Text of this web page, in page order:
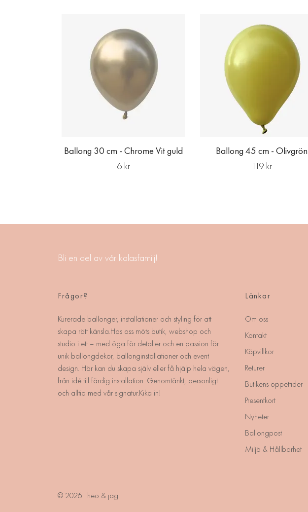
Ballong 30 cm - Chrome Vit guld
6 kr
Ballong 45 cm - Olivgrön
119 kr
Bli en del av vår kalasfamilj!
Frågor?
Kurerade ballonger, installationer och styling för att
skapa rätt känsla.Hos oss möts butik, webshop och
studio i ett – med öga för detaljer och en passion för
unik ballongdekor, ballonginstallationer och event
design. Här kan du skapa själv eller få hjälp hela vägen,
från idé till färdig installation. Genomtänkt, personligt
och alltid med vår signatur.Kika in!
Länkar
Om oss
Kontakt
Köpvillkor
Returer
Butikens öppettider
Presentkort
Nyheter
Ballongpost
Miljö & Hållbarhet
© 2026 Theo & jag